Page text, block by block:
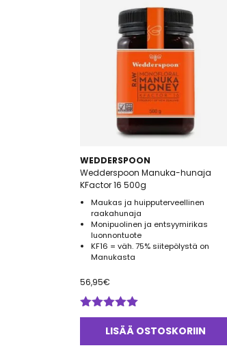
WEDDERSPOON
Wedderspoon Manuka-hunaja
KFactor 16 500g
Maukas ja huipputerveellinen
raakahunaja
Monipuolinen ja entsyymirikas
luonnontuote
KF16 = väh. 75% siitepölystä on
Manukasta
56,95€
Arvostelu
tuotteesta:
LISÄÄ OSTOSKORIIN